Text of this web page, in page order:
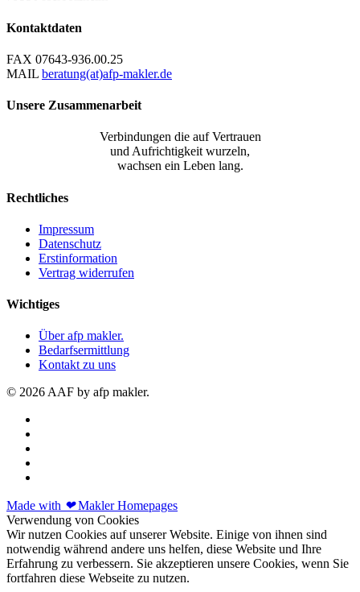
Kontaktdaten
FAX 07643-936.00.25
MAIL beratung(at)afp-makler.de
Unsere Zusammenarbeit
Verbindungen die auf Vertrauen
und Aufrichtigkeit wurzeln,
wachsen ein Leben lang.
Rechtliches
Impressum
Datenschutz
Erstinformation
Vertrag widerrufen
Wichtiges
Über afp makler.
Bedarfsermittlung
Kontakt zu uns
© 2026 AAF by afp makler.
Made with ❤Makler Homepages
Verwendung von Cookies
Wir nutzen Cookies auf unserer Website. Einige von ihnen sind
notwendig während andere uns helfen, diese Website und Ihre
Erfahrung zu verbessern. Sie akzeptieren unsere Cookies, wenn Sie
fortfahren diese Webseite zu nutzen.